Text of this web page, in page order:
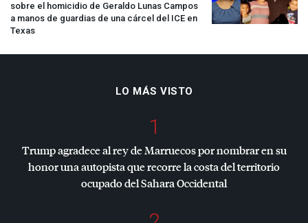
sobre el homicidio de Geraldo Lunas Campos
a manos de guardias de una cárcel del ICE en
Texas
LO MÁS VISTO
1
Trump agradece al rey de Marruecos por nombrar en su
honor una autopista que recorre la costa del territorio
ocupado del Sahara Occidental